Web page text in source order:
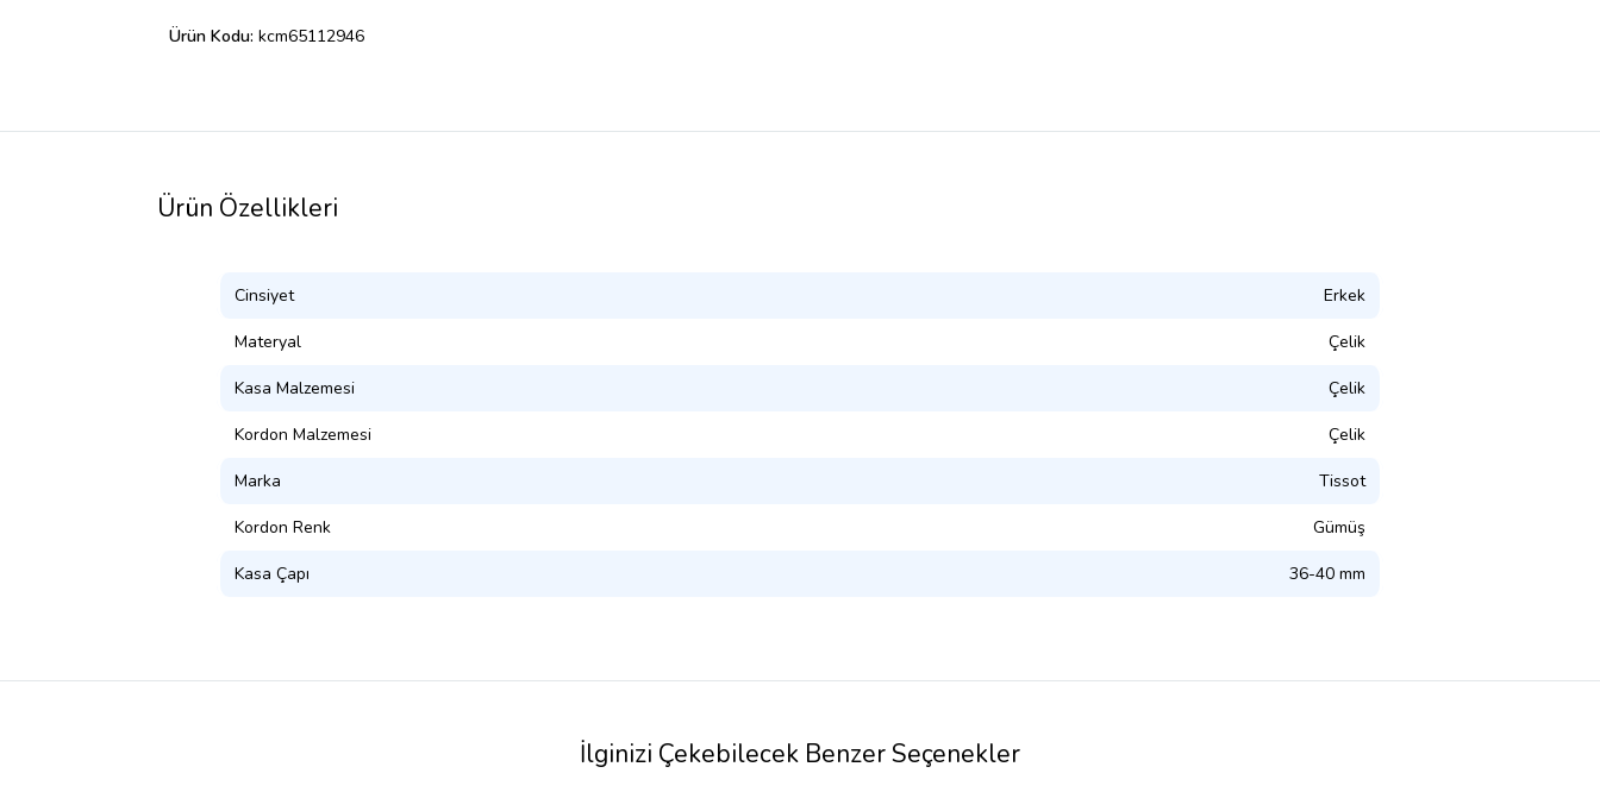
Ürün Kodu: kcm65112946
Ürün Özellikleri
Cinsiyet Erkek
Materyal Çelik
Kasa Malzemesi Çelik
Kordon Malzemesi Çelik
Marka Tissot
Kordon Renk Gümüş
Kasa Çapı 36-40 mm
İlginizi Çekebilecek Benzer Seçenekler